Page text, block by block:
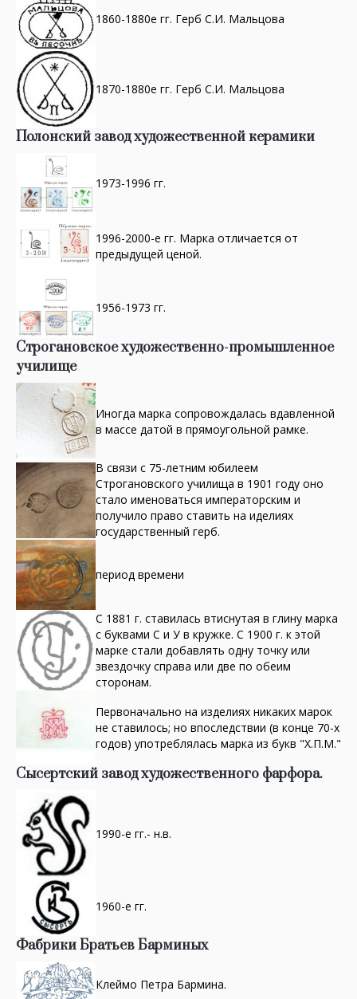
1860-1880е гг. Герб С.И. Мальцова
1870-1880е гг. Герб С.И. Мальцова
Полонский завод художественной керамики
1973-1996 гг.
1996-2000-е гг. Марка отличается от
предыдущей ценой.
1956-1973 гг.
Строгановское художественно-промышленное
училище
Иногда марка сопровождалась вдавленной
в массе датой в прямоугольной рамке.
В связи с 75-летним юбилеем
Строгановского училища в 1901 году оно
стало именоваться императорским и
получило право ставить на иделиях
государственный герб.
период времени
С 1881 г. ставилась втиснутая в глину марка
с буквами С и У в кружке. С 1900 г. к этой
марке стали добавлять одну точку или
звездочку справа или две по обеим
сторонам.
Первоначально на изделиях никаких марок
не ставилось; но впоследствии (в конце 70-х
годов) употреблялась марка из букв "Х.П.М."
Сысертский завод художественного фарфора.
1990-е гг.- н.в.
1960-е гг.
Фабрики Братьев Барминых
Клеймо Петра Бармина.